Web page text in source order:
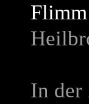
Flimm
In der